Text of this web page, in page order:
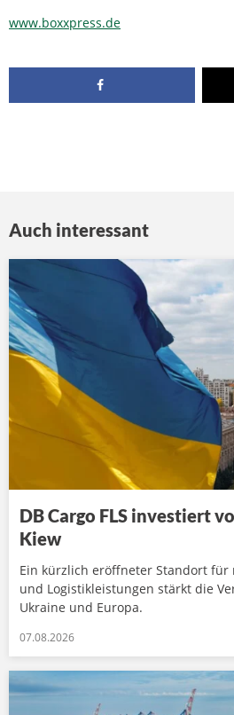
www.boxxpress.de
Auch interessant
DB Cargo FLS investiert
Kiew
Ein kürzlich eröffneter Standort
und Logistikleistungen stärkt die
Ukraine und Europa.
07.08.2026